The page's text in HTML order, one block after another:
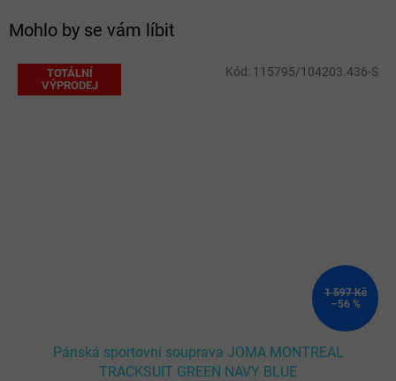
Mohlo by se vám líbit
TOTÁLNÍ
VÝPRODEJ
1 597 Kč
–56 %
Pánská sportovní souprava JOMA MONTREAL
TRACKSUIT GREEN NAVY BLUE
Kód: 115795/104203.436-S